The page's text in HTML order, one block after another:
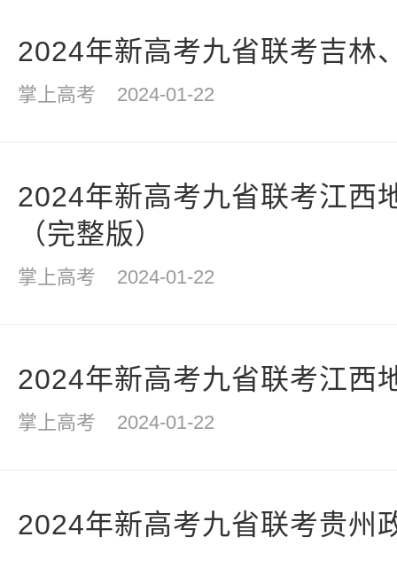
2024年新高考九省联考吉林
掌上高考 2024-01-22
2024年新高考九省联考江西
（完整版）
掌上高考 2024-01-22
2024年新高考九省联考江西
掌上高考 2024-01-22
2024年新高考九省联考贵州